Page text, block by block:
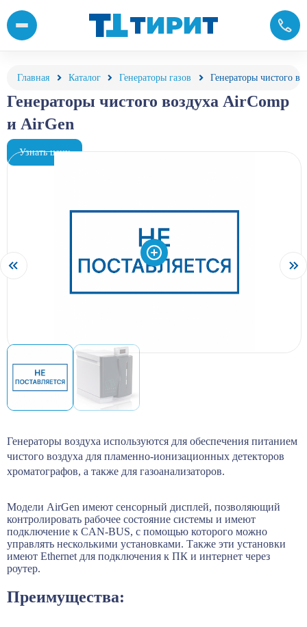
Главная Каталог Генераторы газов Генераторы чистого
Генераторы чистого воздуха AirComp
и AirGen
Узнать цену
Генераторы воздуха используются для обеспечения питанием
чистого воздуха для пламенно-ионизационных детекторов
хроматографов, а также для газоанализаторов.
Модели AirGen имеют сенсорный дисплей, позволяющий
контролировать рабочее состояние системы и имеют
подключение к CAN-BUS, с помощью которого можно
управлять несколькими установками. Также эти установки
имеют Ethernet для подключения к ПК и интернет через
роутер.
Преимущества: